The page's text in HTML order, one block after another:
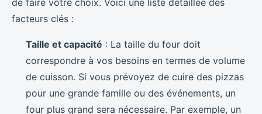
facteurs clés :
Taille et capacité : La taille du four doit
correspondre à vos besoins en termes de volume
de cuisson. Si vous prévoyez de cuire des pizzas
pour une grande famille ou des événements, un
four plus grand sera nécessaire. Par exemple, un